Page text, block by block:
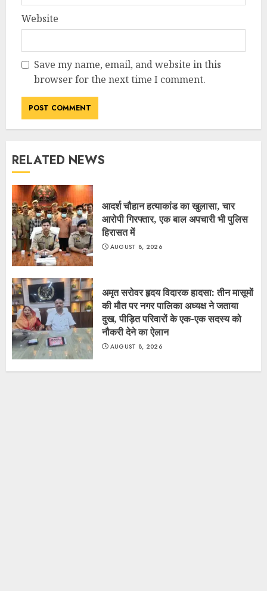
Website
Save my name, email, and website in this
browser for the next time I comment.
RELATED NEWS
आदर्श चौहान हत्याकांड का खुलासा, चार
आरोपी गिरफ्तार, एक बाल अपचारी भी पुलिस
हिरासत में
AUGUST 8, 2026
अमृत सरोवर हृदय विदारक हादसा: तीन मासूमों
की मौत पर नगर पालिका अध्यक्ष ने जताया
दुख, पीड़ित परिवारों के एक-एक सदस्य को
नौकरी देने का ऐलान
AUGUST 8, 2026